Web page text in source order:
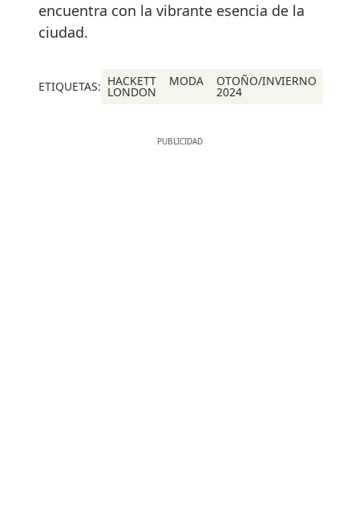
encuentra con la vibrante esencia de la
ciudad.
ETIQUETAS: HACKETT
LONDON
MODA OTOÑO/INVIERNO
2024